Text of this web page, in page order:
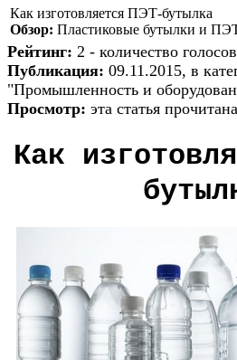
Как изготовляется ПЭТ-бутылка
Обзор: Пластиковые бутылки и
Рейтинг: 2 - количество
Публикация: 09.11.2015, в
"Промышленность и
Просмотр: эта статья
Как